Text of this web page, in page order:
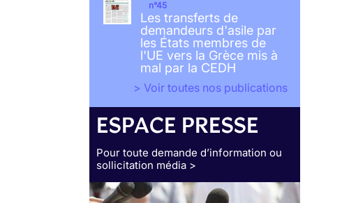
n°45
Les transferts de
demandeurs d'asile par
les États membres de
l'UE vers la Grèce mis à
mal par la CEDH
> Voir toutes nos publications
ESPACE PRESSE
Pour toute demande d’information ou
sollicitation média >